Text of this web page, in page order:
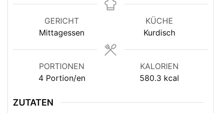
GERICHT
Mittagessen
KÜCHE
Kurdisch
PORTIONEN
4 Portion/en
KALORIEN
580.3 kcal
ZUTATEN